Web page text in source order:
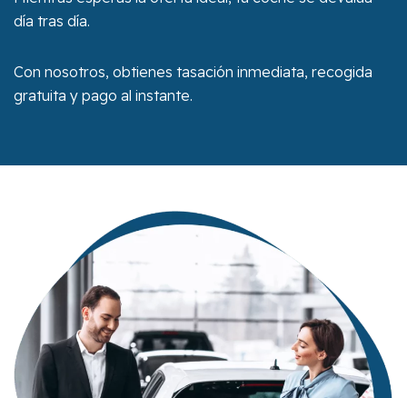
día tras día.
Con nosotros, obtienes tasación inmediata, recogida
gratuita y pago al instante.